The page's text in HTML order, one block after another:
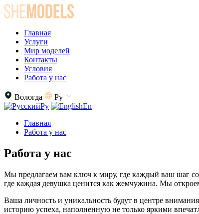
Главная
Услуги
Мир моделей
Контакты
Условия
Работа у нас
Вологда
Ру
Ру
En
Главная
Работа у нас
Работа у нас
Мы предлагаем вам ключ к миру, где каждый ваш шаг
где каждая девушка ценится как жемчужина. Мы
Ваша личность и уникальность будут в центре
историю успеха, наполненную не только яркими